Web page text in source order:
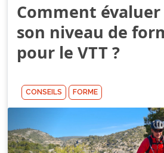
Comment évaluer
son niveau de
pour le VTT ?
CONSEILS FORME